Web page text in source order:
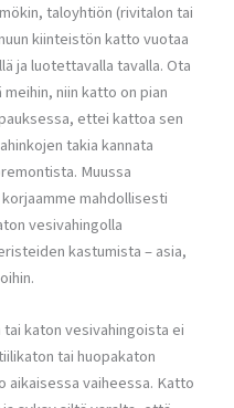
taloyhtiön (rivitalon tai
kiinteistön katto vuotaa
ja luotettavalla tavalla. Ota
niin katto on pian
ettei kattoa sen
takia kannata
Muussa
mahdollisesti
vesivahingolla
kastumista – asia,
katon vesivahingoista ei
tai huopakaton
vaiheessa. Katto